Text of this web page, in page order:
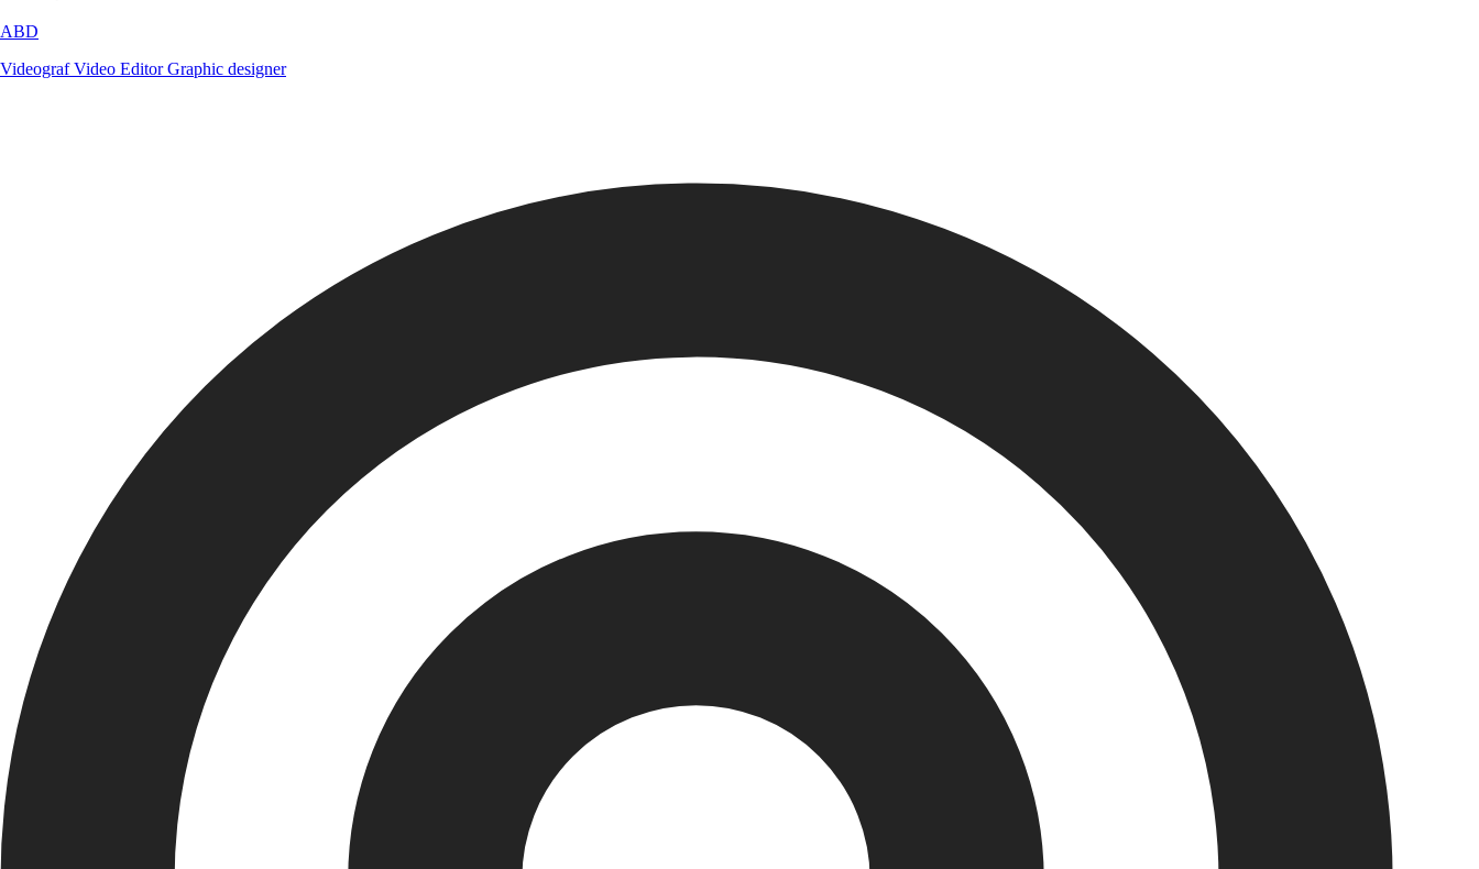
ABD
VideografVideo EditorGraphic designer